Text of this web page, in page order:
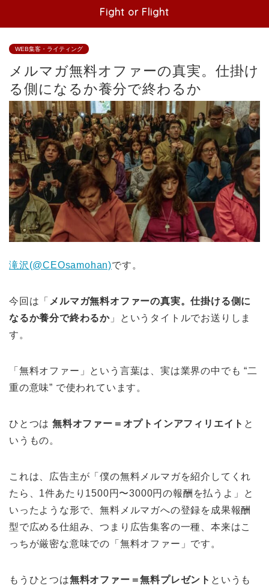
Fight or Flight
WEB集客・ライティング
メルマガ無料オファーの真実。仕掛け
る側になるか養分で終わるか
滝沢(@CEOsamohan)です。
今回は「 メルマガ無料オファーの真実。仕掛ける側に
なるか養分で終わるか 」というタイトルでお送りしま
す。
「無料オファー」という言葉は、実は業界の中でも “二
重の意味” で使われています。
ひとつは 無料オファー＝オプトインアフィリエイト と
いうもの。
これは、広告主が「僕の無料メルマガを紹介してくれ
たら、1件あたり1500円〜3000円の報酬を払うよ」と
いったような形で、無料メルマガへの登録を成果報酬
型で広める仕組み、つまり広告集客の一種、本来はこ
っちが厳密な意味での「無料オファー」です。
もうひとつは無料オファー＝無料プレゼント というも